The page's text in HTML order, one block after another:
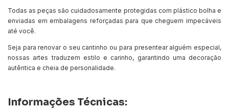
Todas as peças são cuidadosamente protegidas com plástico bolha e
enviadas em embalagens reforçadas para que cheguem impecáveis
até você.
Seja para renovar o seu cantinho ou para presentear alguém especial,
nossas artes traduzem estilo e carinho, garantindo uma decoração
autêntica e cheia de personalidade.
Informações Técnicas: